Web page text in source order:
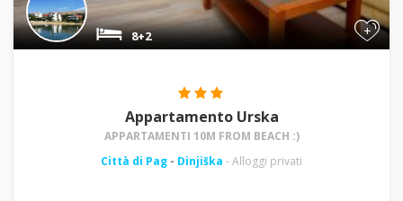
+
8+2
Appartamento Urska
APPARTAMENTI 10M FROM BEACH :)
Città di Pag - Dinjiška - Alloggi privati